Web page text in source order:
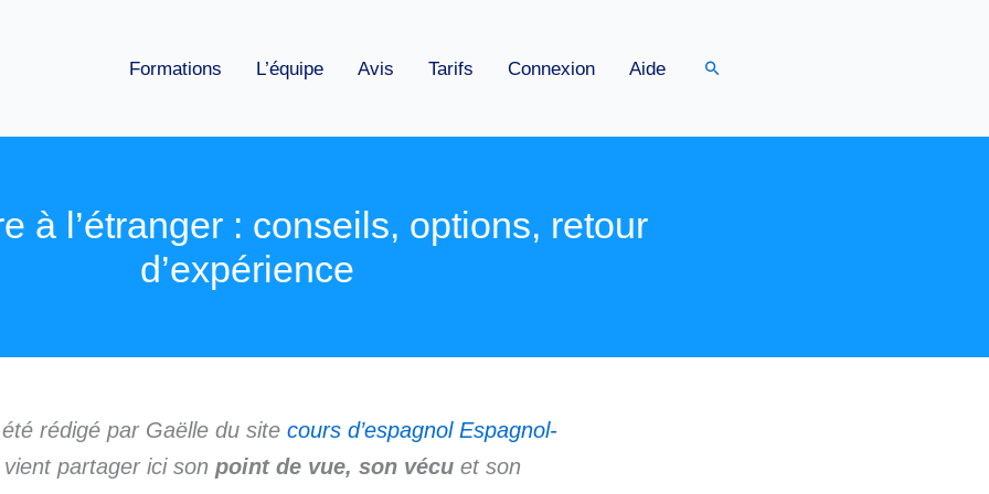
Formations L’équipe Avis Tarifs Connexion Aide Rechercher
à l’étranger : conseils, options, retour
d’expérience
rédigé par Gaëlle du site cours d’espagnol Espagnol-
partager ici son point de vue, son vécu et son